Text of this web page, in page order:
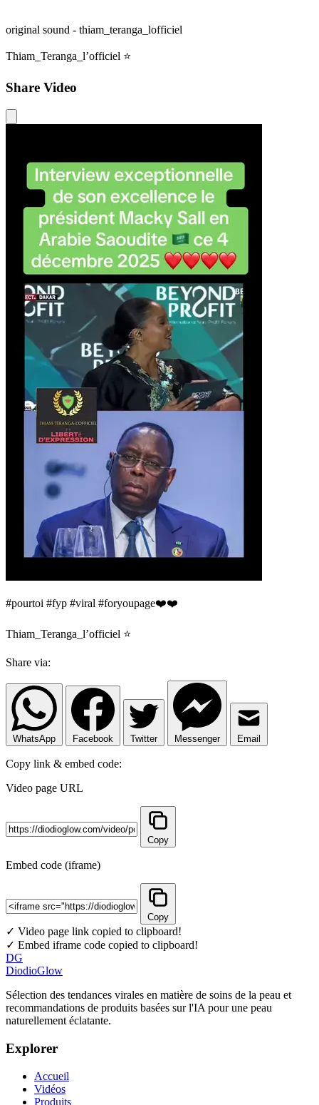
original sound - thiam_teranga_lofficiel
Thiam_Teranga_l’officiel ⭐️
Share Video
#pourtoi #fyp #viral #foryoupage❤️❤️
Thiam_Teranga_l’officiel ⭐️
Share via:
WhatsApp Facebook Twitter Messenger Email
Copy link & embed code:
Video page URL
Copy
Embed code (iframe)
Copy
✓ Video page link copied to clipboard!
✓ Embed iframe code copied to clipboard!
DG
DiodioGlow
Sélection des tendances virales en matière de soins de la peau et
recommandations de produits basées sur l'IA pour une peau
naturellement éclatante.
Explorer
Accueil
Vidéos
Produits